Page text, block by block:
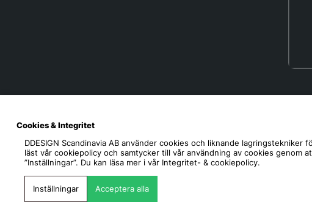
Cookies & Integritet
DDESIGN Scandinavia AB använder cookies och liknande lagringstekniker
läst vår cookiepolicy och samtycker till vår användning av cookies genom
”Inställningar”. Du kan läsa mer i vår Integritet- & cookiepolicy.
Inställningar Acceptera alla